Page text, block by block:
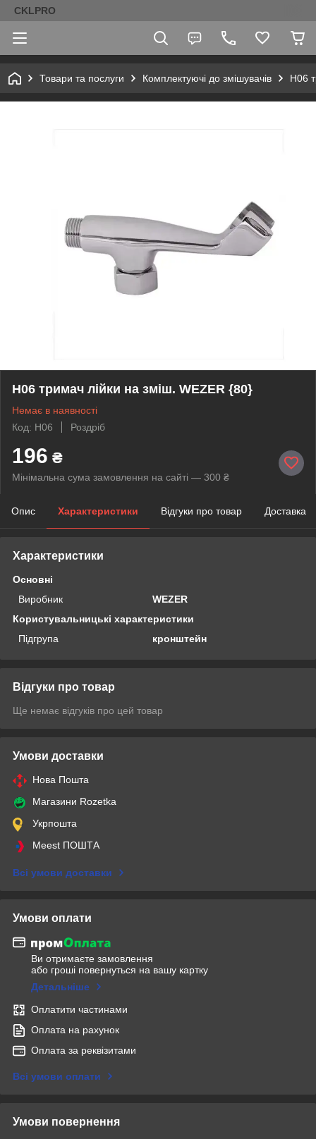
CKLPRO
Товари та послуги Комплектуючі до змішувачів H06
H06 тримач лійки на зміш. WEZER {80}
Немає в наявності
Код: H06
Роздріб
196 ₴
Мінімальна сума замовлення на сайті — 300 ₴
Опис Характеристики Відгуки про товар Доставка
Характеристики
Основні
Виробник
WEZER
Користувальницькі характеристики
Підгрупа
кронштейн
Відгуки про товар
Ще немає відгуків про цей товар
Умови доставки
Нова Пошта
Магазини Rozetka
Укрпошта
Meest ПОШТА
Всі умови доставки
Умови оплати
Ви отримаєте замовлення
або гроші повернуться на вашу картку
Детальніше
Оплатити частинами
Оплата на рахунок
Оплата за реквізитами
Всі умови оплати
Умови повернення